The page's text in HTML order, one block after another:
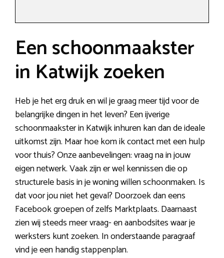
Een schoonmaakster
in Katwijk zoeken
Heb je het erg druk en wil je graag meer tijd voor de
belangrijke dingen in het leven? Een ijverige
schoonmaakster in Katwijk inhuren kan dan de ideale
uitkomst zijn. Maar hoe kom ik contact met een hulp
voor thuis? Onze aanbevelingen: vraag na in jouw
eigen netwerk. Vaak zijn er wel kennissen die op
structurele basis in je woning willen schoonmaken. Is
dat voor jou niet het geval? Doorzoek dan eens
Facebook groepen of zelfs Marktplaats. Daarnaast
zien wij steeds meer vraag- en aanbodsites waar je
werksters kunt zoeken. In onderstaande paragraaf
vind je een handig stappenplan.